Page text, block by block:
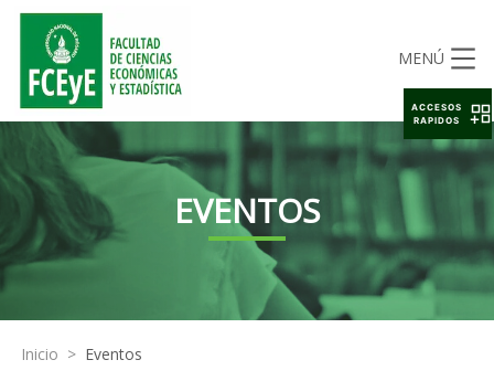
MENÚ
EVENTOS
Inicio > Eventos
ACCESOS
RAPIDOS